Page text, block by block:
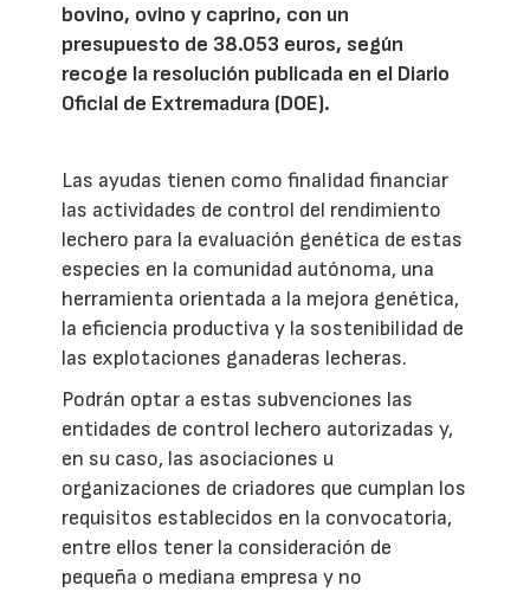
bovino, ovino y caprino, con un
presupuesto de 38.053 euros, según
recoge la resolución publicada en el Diario
Oficial de Extremadura (DOE).
Las ayudas tienen como finalidad financiar
las actividades de control del rendimiento
lechero para la evaluación genética de estas
especies en la comunidad autónoma, una
herramienta orientada a la mejora genética,
la eficiencia productiva y la sostenibilidad de
las explotaciones ganaderas lecheras.
Podrán optar a estas subvenciones las
entidades de control lechero autorizadas y,
en su caso, las asociaciones u
organizaciones de criadores que cumplan los
requisitos establecidos en la convocatoria,
entre ellos tener la consideración de
pequeña o mediana empresa y no